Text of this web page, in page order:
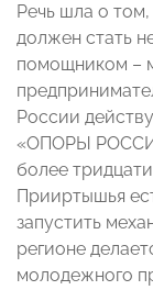
Речь шла о
должен стать
помощником –
России
«ОПОРЫ
более
Прииртышья
запустить
регионе
молодежного